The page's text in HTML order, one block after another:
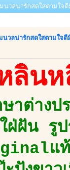
วลน่ารักสดใสตามใจ
วลน่ารักสดใสตามใจดี
ลิน
าต่างป
ฝัน รูป
แ